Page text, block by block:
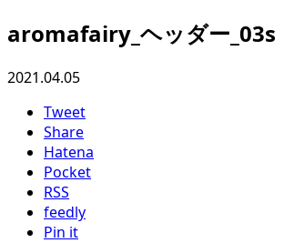
aromafairy_ヘッダー_03s
2021.04.05
Tweet
Share
Hatena
Pocket
RSS
feedly
Pin it